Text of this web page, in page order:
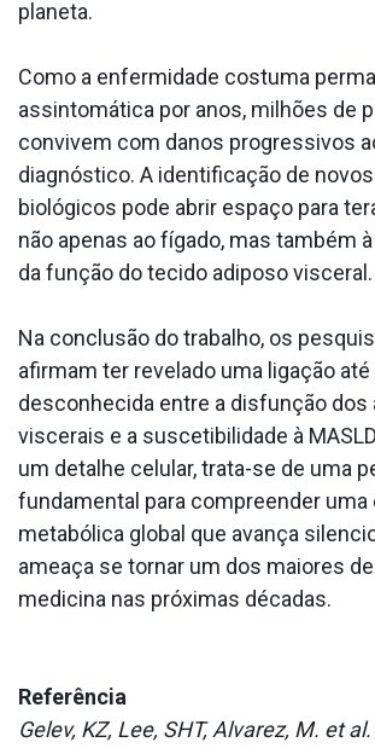
planeta.
Como a enfermidade costuma
assintomática por anos, milhões de
convivem com danos progressivos
diagnóstico. A identificação de
biológicos pode abrir espaço para
não apenas ao fígado, mas também
da função do tecido adiposo visceral.
Na conclusão do trabalho, os
afirmam ter revelado uma ligação
desconhecida entre a disfunção dos
viscerais e a suscetibilidade à
um detalhe celular, trata-se de uma
fundamental para compreender uma
metabólica global que avança
ameaça se tornar um dos maiores
medicina nas próximas décadas.
Referência
Gelev, KZ, Lee, SHT, Alvarez, M. et